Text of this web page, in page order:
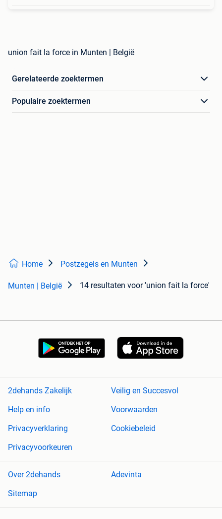
union fait la force in Munten | België
Gerelateerde zoektermen
Populaire zoektermen
Home Postzegels en Munten
Munten | België 14 resultaten voor 'union fait la force'
2dehands Zakelijk
Veilig en Succesvol
Help en info
Voorwaarden
Privacyverklaring
Cookiebeleid
Privacyvoorkeuren
Over 2dehands
Adevinta
Sitemap